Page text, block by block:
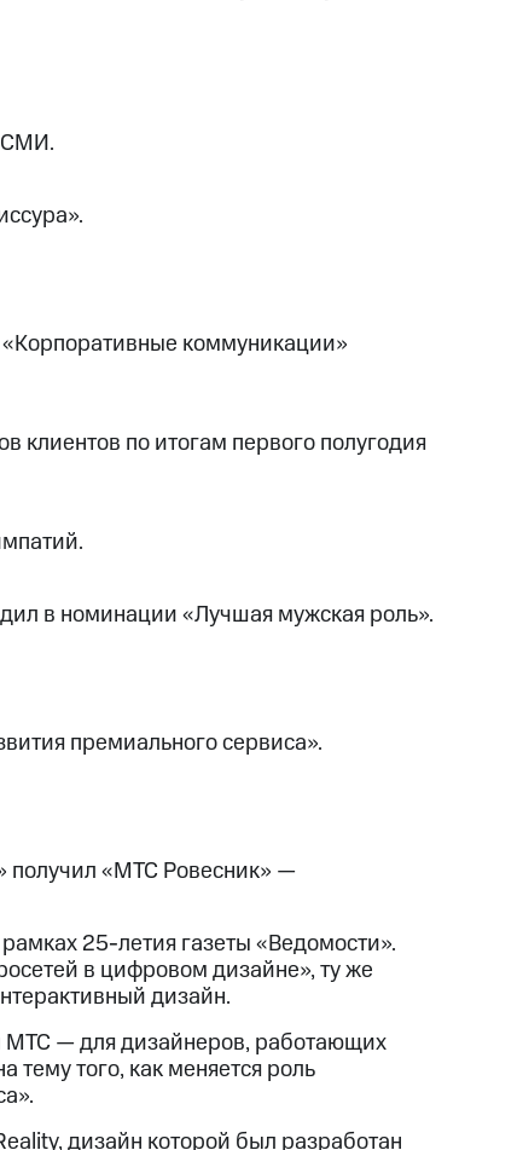
СМИ.
коммуникации»
клиентов по итогам первого полугодия
в номинации «Лучшая мужская роль».
премиального сервиса».
получил «МТС Ровесник» —
25-летия газеты «Ведомости».
в цифровом дизайне», ту же
дизайн.
МТС — для дизайнеров, работающих
того, как меняется роль
дизайн которой был разработан